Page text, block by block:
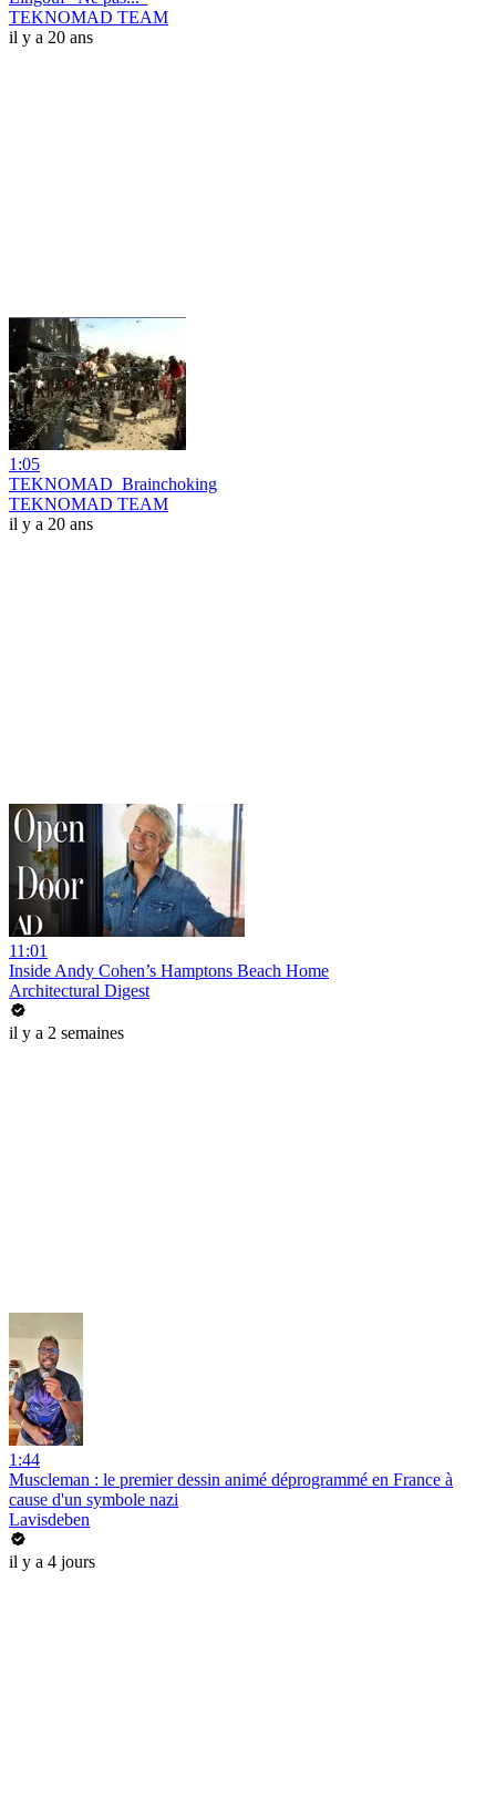
TEKNOMAD TEAM
il y a 20 ans
1:05
TEKNOMAD_Brainchoking
TEKNOMAD TEAM
il y a 20 ans
11:01
Inside Andy Cohen’s Hamptons Beach Home
Architectural Digest
il y a 2 semaines
1:44
Muscleman : le premier dessin animé déprogrammé en France à
cause d'un symbole nazi
Lavisdeben
il y a 4 jours